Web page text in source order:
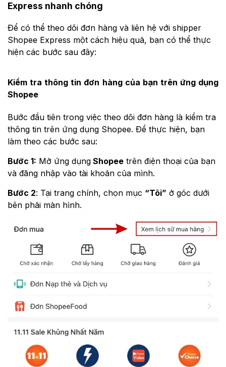
Express nhanh chóng
Để có thể theo dõi đơn hàng và liên hệ với shipper
Shopee Express một cách hiệu quả, bạn có thể thực
hiện các bước sau đây:
Kiểm tra thông tin đơn hàng của bạn trên ứng dụng
Shopee
Bước đầu tiên trong việc theo dõi đơn hàng là kiểm tra
thông tin trên ứng dụng Shopee. Để thực hiện, bạn
làm theo các bước sau:
Bước 1: Mở ứng dụng Shopee trên điện thoại của bạn
và đăng nhập vào tài khoản của mình.
Bước 2: Tại trang chính, chọn mục “Tôi” ở góc dưới
bên phải màn hình.